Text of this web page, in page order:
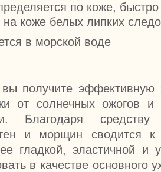
по коже,
на коже белых липких
в морской воде
вы получите эффективную
от солнечных ожогов и
Благодаря средству
и морщин сводится
гладкой, эластичной и
в качестве основного